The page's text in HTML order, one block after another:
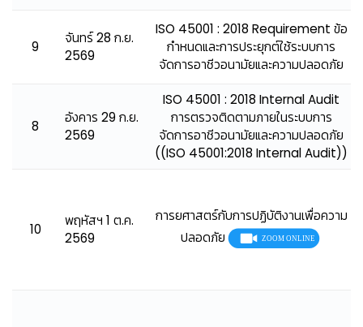
9
จันทร์ 28 ก.ย.
2569
ISO 45001 : 2018 Requirement ข้อ
กำหนดและการประยุกต์ใช้ระบบการ
จัดการอาชีวอนามัยและความปลอดภัย
8
อังคาร 29 ก.ย.
2569
ISO 45001 : 2018 Internal Audit
การตรวจติดตามภายในระบบการ
จัดการอาชีวอนามัยและความปลอดภัย
((ISO 45001:2018 Internal Audit))
10
พฤหัสฯ 1 ต.ค.
2569
การยศาสตร์กับการปฏิบัติงานเพื่อความ
ปลอดภัย